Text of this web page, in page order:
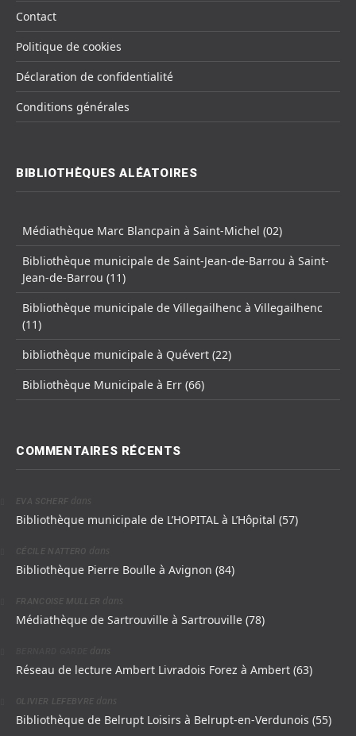
Contact
Politique de cookies
Déclaration de confidentialité
Conditions générales
BIBLIOTHÈQUES ALÉATOIRES
Médiathèque Marc Blancpain à Saint-Michel (02)
Bibliothèque municipale de Saint-Jean-de-Barrou à Saint-
Jean-de-Barrou (11)
Bibliothèque municipale de Villegailhenc à Villegailhenc
(11)
bibliothèque municipale à Quévert (22)
Bibliothèque Municipale à Err (66)
COMMENTAIRES RÉCENTS
EVA SCHERF dans
Bibliothèque municipale de L’HOPITAL à L’Hôpital (57)
CÉCILE NATTERO dans
Bibliothèque Pierre Boulle à Avignon (84)
FRANCOISE MULLER dans
Médiathèque de Sartrouville à Sartrouville (78)
dans
Réseau de lecture Ambert Livradois Forez à Ambert (63)
OLIVIER LEFEBVRE dans
Bibliothèque de Belrupt Loisirs à Belrupt-en-Verdunois (55)